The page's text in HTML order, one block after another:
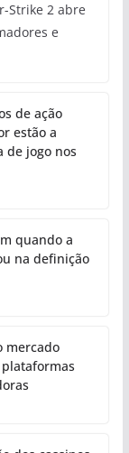
Strike 2 abre
e
de ação
estão a
de jogo nos
quando a
na definição
mercado